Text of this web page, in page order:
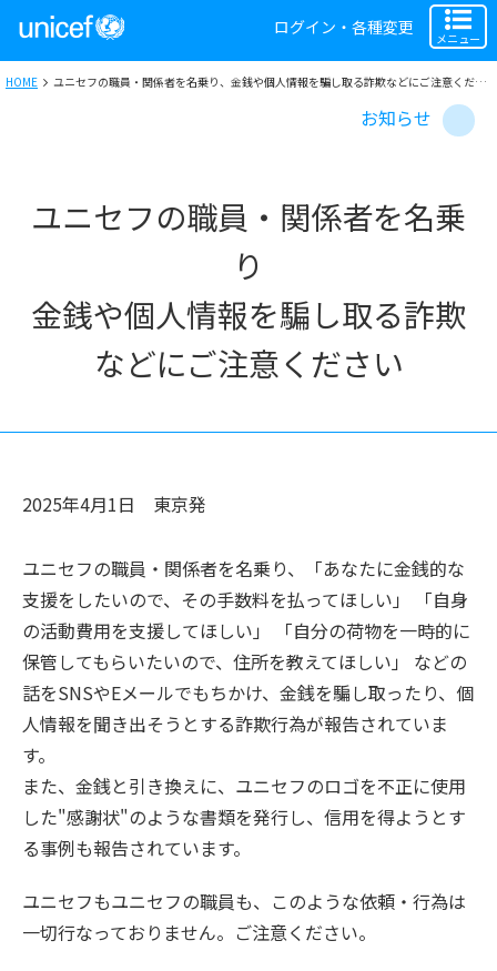
ログイン・各種変更
メニュー
HOME ユニセフの職員・関係者を名乗り、金銭や個人情報を騙し取る詐欺などにご注意ください
お知らせ
ユニセフの職員・関係者を名乗
り
金銭や個人情報を騙し取る詐欺
などにご注意ください
2025年4月1日 東京発
ユニセフの職員・関係者を名乗り、「あなたに金銭的な
支援をしたいので、その手数料を払ってほしい」 「自身
の活動費用を支援してほしい」 「自分の荷物を一時的に
保管してもらいたいので、住所を教えてほしい」 などの
話をSNSやEメールでもちかけ、金銭を騙し取ったり、個
人情報を聞き出そうとする詐欺行為が報告されていま
す。
また、金銭と引き換えに、ユニセフのロゴを不正に使用
した"感謝状"のような書類を発行し、信用を得ようとす
る事例も報告されています。
ユニセフもユニセフの職員も、このような依頼・行為は
一切行なっておりません。ご注意ください。